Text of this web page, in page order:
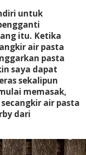
untuk
itu. Ketika
air pasta
pasta
saya dapat
sekalipun
memasak,
secangkir air pasta
dari